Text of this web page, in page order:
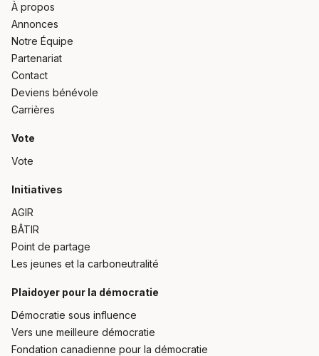
À propos
Annonces
Notre Équipe
Partenariat
Contact
Deviens bénévole
Carrières
Vote
Vote
Initiatives
AGIR
BÂTIR
Point de partage
Les jeunes et la carboneutralité
Plaidoyer pour la démocratie
Démocratie sous influence
Vers une meilleure démocratie
Fondation canadienne pour la démocratie